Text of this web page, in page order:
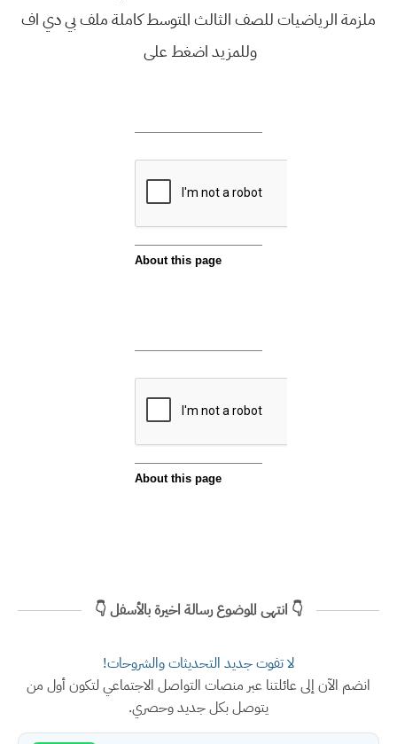
ملزمة الرياضيات للصف الثالث المتوسط كاملة ملف بي دي اف
وللمزيد اضغط على
👇 انتهى الموضوع رسالة اخيرة بالأسفل 👇
لا تفوت جديد التحديثات والشروحات!
انضم الآن إلى عائلتنا عبر منصات التواصل الاجتماعي لتكون أول من
يتوصل بكل جديد وحصري.